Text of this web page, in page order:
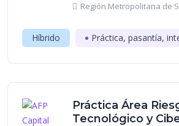
Región Metropolitana de
Híbrido Práctica, pasantía,
Práctica Área
Tecnológico y